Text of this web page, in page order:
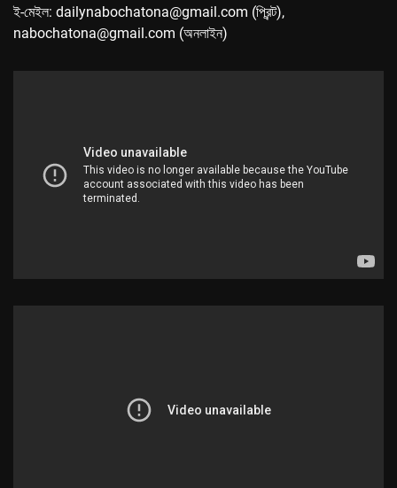
ই-মেইল: dailynabochatona@gmail.com (প্রিন্ট),
nabochatona@gmail.com (অনলাইন)